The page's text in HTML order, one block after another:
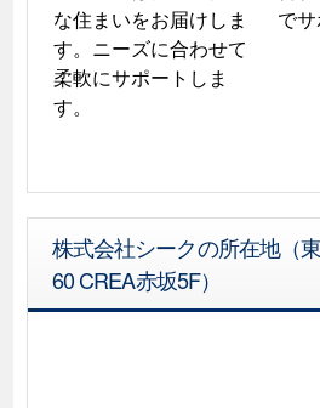
な住まいをお届けしま
す。ニーズに合わせて
柔軟にサポートしま
す。
でサ
株式会社シークの所在地（
60 CREA赤坂5F）